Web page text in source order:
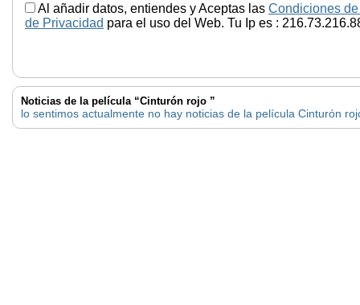
Al añadir datos, entiendes y Aceptas las Condiciones
de Privacidad para el uso del Web. Tu Ip es :
Noticias de la película “Cinturón rojo ”
lo sentimos actualmente no hay noticias de la película Cinturón